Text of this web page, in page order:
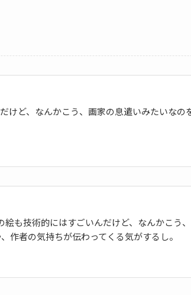
けど、なんかこう、画家の息遣いみたいなの
も技術的にはすごいんだけど、なんかこう
作者の気持ちが伝わってくる気がするし。